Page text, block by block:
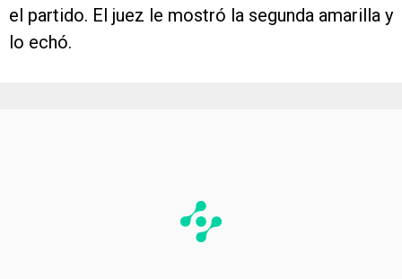
el partido. El juez le mostró la segunda amarilla y
lo echó.